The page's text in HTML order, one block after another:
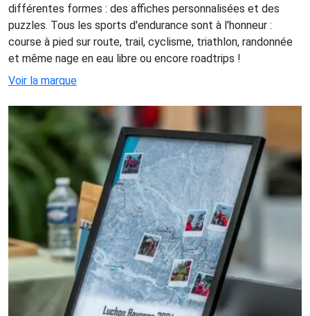
différentes formes : des affiches personnalisées et des
puzzles. Tous les sports d'endurance sont à l'honneur :
course à pied sur route, trail, cyclisme, triathlon, randonnée
et même nage en eau libre ou encore roadtrips !
Voir la marque